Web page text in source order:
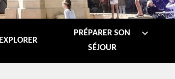
EXPLORER
PRÉPARER SON
SÉJOUR